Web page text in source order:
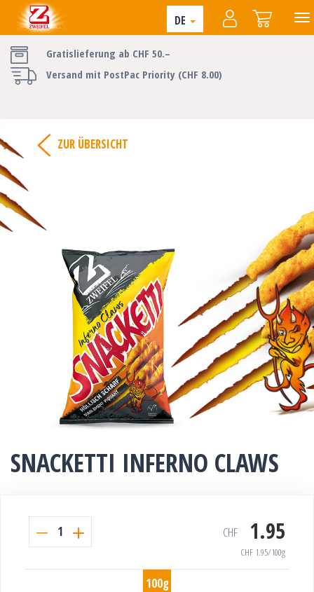
DE
Gratislieferung ab CHF 50.–
Versand mit PostPac Priority (CHF 8.00)
ZUR ÜBERSICHT
SNACKETTI INFERNO CLAWS
1 CHF 1.95
CHF 1.95/100g
100g